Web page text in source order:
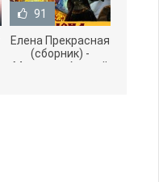
91
Елена Прекрасная
(сборник) -
Малышев Андрей